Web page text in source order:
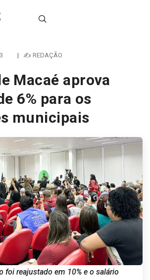
| ✍ REDAÇÃO
Macaé aprova
6% para os
municipais
foi reajustado em 10% e o salário